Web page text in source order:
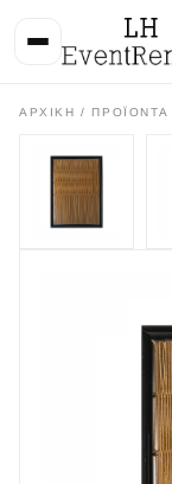
ΑΡΧΙΚΉ / ΠΡΟΪΌΝΤΑ